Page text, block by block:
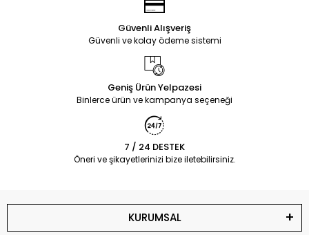
Güvenli Alışveriş
Güvenli ve kolay ödeme sistemi
Geniş Ürün Yelpazesi
Binlerce ürün ve kampanya seçeneği
7 / 24 DESTEK
Öneri ve şikayetlerinizi bize iletebilirsiniz.
KURUMSAL